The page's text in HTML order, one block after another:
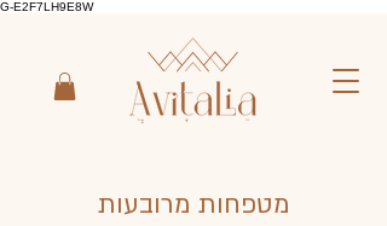
G-E2F7LH9E8W
מטפחות מרובעות